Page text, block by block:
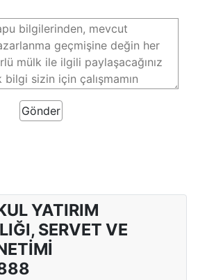
the same day when you hired your first
YATIRIM
SERVET VE